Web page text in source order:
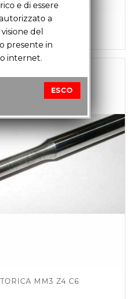
D2 Z2 C3
MM3 Z4 C6
e di essere
a
del
presente in
internet.
ESCO